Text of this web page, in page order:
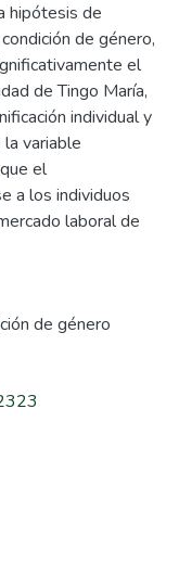
hipótesis de
de género,
el
de Tingo María,
individual y
variable
el
a los individuos
laboral de
de género